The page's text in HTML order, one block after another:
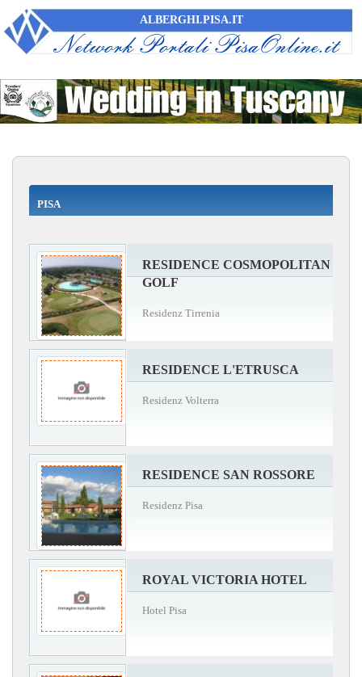
ALBERGHI.PISA.IT
PISA
RESIDENCE COSMOPOLITAN
GOLF
Residenz Tirrenia
RESIDENCE L'ETRUSCA
Residenz Volterra
RESIDENCE SAN ROSSORE
Residenz Pisa
ROYAL VICTORIA HOTEL
Hotel Pisa